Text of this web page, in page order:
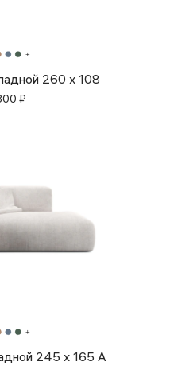
260 x 108
₽
245 x 165 A